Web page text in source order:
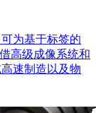
可为基于标签的
借高级成像系统和
高速制造以及物